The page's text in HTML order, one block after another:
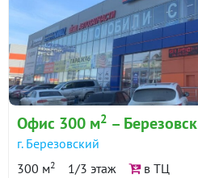
Офис 300 м2 –
г. Березовский
300 м2 1/3 этаж в ТЦ